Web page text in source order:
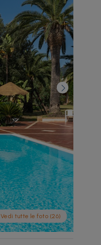
Vedi tutte le foto (26)